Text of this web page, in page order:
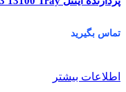
تماس بگیرید
اطلاعات بیشتر